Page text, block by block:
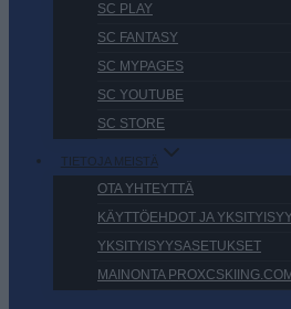
SC PLAY
SC FANTASY
SC MYPAGES
SC YOUTUBE
SC STORE
TIETOJA MEISTÄ
OTA YHTEYTTÄ
KÄYTTÖEHDOT JA
YKSITYISYYSASETUKSET
MAINONTA PROXCSKIING.COM